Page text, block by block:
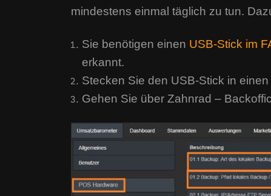
mindestens einmal täglich zu tun.
Sie benötigen einen USB-Stick im
erkannt.
Stecken Sie den USB-Stick in
Gehen Sie über Zahnrad –